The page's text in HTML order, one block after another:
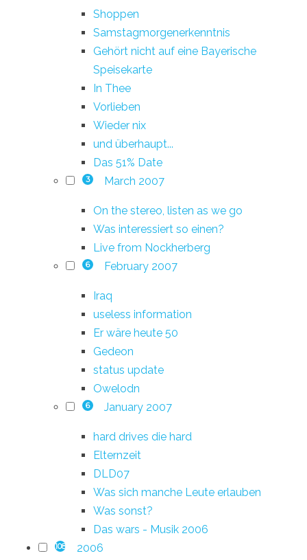
Shoppen
Samstagmorgenerkenntnis
Gehört nicht auf eine Bayerische
Speisekarte
In Thee
Vorlieben
Wieder nix
und überhaupt...
Das 51% Date
3 March 2007
On the stereo, listen as we go
Was interessiert so einen?
Live from Nockherberg
6 February 2007
Iraq
useless information
Er wäre heute 50
Gedeon
status update
Owelodn
6 January 2007
hard drives die hard
Elternzeit
DLD07
Was sich manche Leute erlauben
Was sonst?
Das wars - Musik 2006
108 2006